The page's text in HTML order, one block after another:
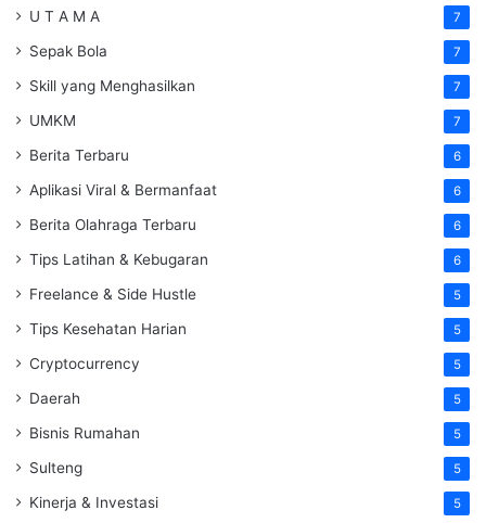
U T A M A 7
Sepak Bola 7
Skill yang Menghasilkan 7
UMKM 7
Berita Terbaru 6
Aplikasi Viral & Bermanfaat 6
Berita Olahraga Terbaru 6
Tips Latihan & Kebugaran 6
Freelance & Side Hustle 5
Tips Kesehatan Harian 5
Cryptocurrency 5
Daerah 5
Bisnis Rumahan 5
Sulteng 5
Kinerja & Investasi 5